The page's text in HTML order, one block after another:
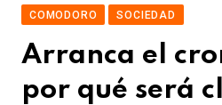
COMODORO SOCIEDAD
Arranca el
por qué será